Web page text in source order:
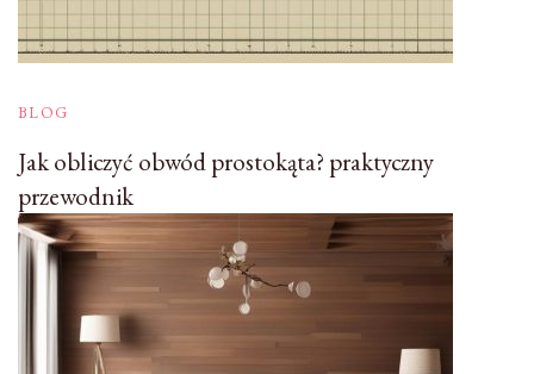
BLOG
Jak obliczyć obwód prostokąta? praktyczny
przewodnik